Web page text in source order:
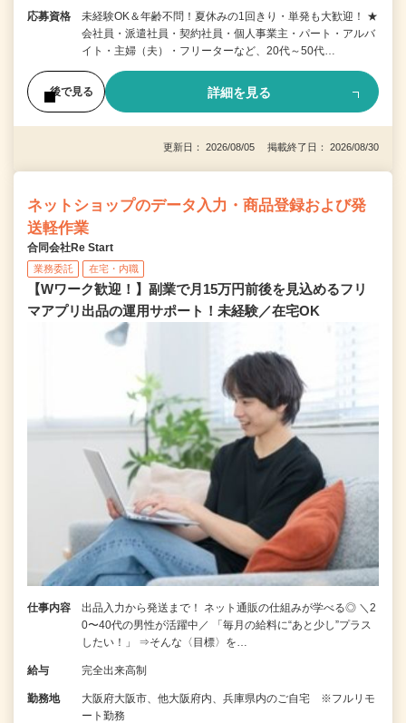
応募資格
未経験OK＆年齢不問！夏休みの1回きり・単発も大歓迎！ ★
会社員・派遣社員・契約社員・個人事業主・パート・アルバ
イト・主婦（夫）・フリーターなど、20代～50代…
後で見る 詳細を見る
更新日： 2026/08/05 掲載終了日： 2026/08/30
ネットショップのデータ入力・商品登録および発
送軽作業
合同会社Re Start
業務委託 在宅・内職
【Wワーク歓迎！】副業で月15万円前後を見込めるフリ
マアプリ出品の運用サポート！未経験／在宅OK
仕事内容
出品入力から発送まで！ ネット通販の仕組みが学べる◎ ＼2
0〜40代の男性が活躍中／ 「毎月の給料に“あと少し”プラス
したい！」 ⇒そんな〈目標〉を…
給与 完全出来高制
勤務地
大阪府大阪市、他大阪府内、兵庫県内のご自宅 ※フルリモ
ート勤務